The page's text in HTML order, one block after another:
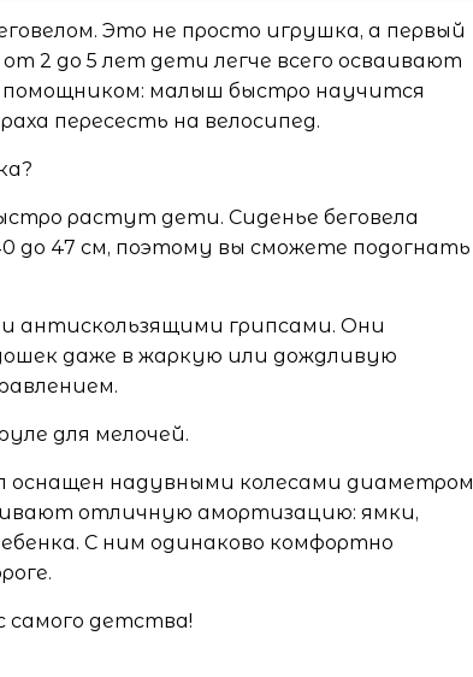
Это не просто игрушка, а первый
2 до 5 лет дети легче всего осваивают
малыш быстро научится
пересесть на велосипед.
растут дети. Сиденье беговела
до 47 см, поэтому вы сможете подогнать
антискользящими грипсами. Они
даже в жаркую или дождливую
для мелочей.
оснащен надувными колесами диаметром
отличную амортизацию: ямки,
С ним одинаково комфортно
детства!